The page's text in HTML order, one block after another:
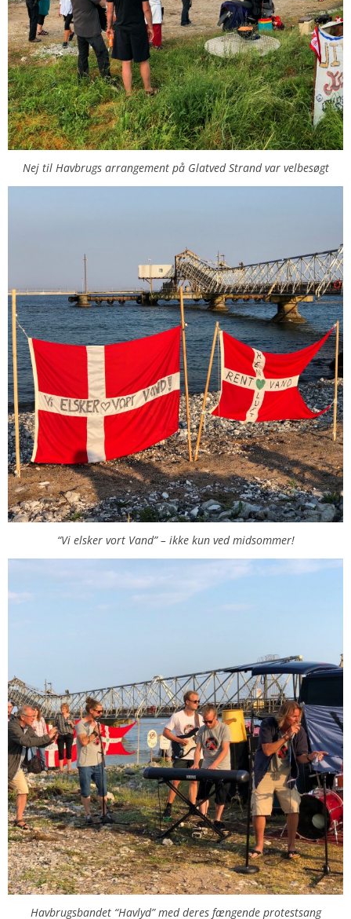
Nej til Havbrugs arrangement på Glatved Strand var velbesøgt
“Vi elsker vort Vand” – ikke kun ved midsommer!
Havbrugsbandet “Havlyd” med deres fængende protestsang